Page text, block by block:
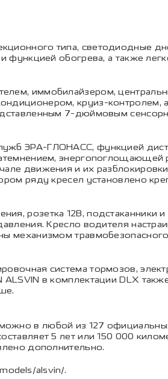
типа, светодиодные
функцией обогрева, а также
иммобилайзером,
круиз-контролем,
7-дюймовым
ЭРА-ГЛОНАСС, функцией
энергопоглощающей
движения и их
ряду кресел установлено
розетка 12В, подстаканники и
Кресло водителя
механизмом травмобезопасного
система тормозов,
в комплектации DLX
в любой из 127
5 лет или 150 000
дополнительно.
alsvin/.